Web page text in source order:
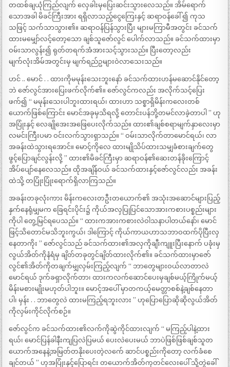
တထစ်ချယုံကြည်လျက် လှေခါးမှပြေးဆင်းသွားလေသည်။ အိမ်ရောက်
သောအခါ မိခင်ကြီးအား ရရှိလာသည့်ငွေကြေးနှင့် ဆရာဝန်ခေါ် ၍ ကုသ
သဖြင့် သက်သာသွား၏။ ဆရာဝန်ပြန်သွားပြီး များမကြာမီအတွင်း ခင်သက်
ထားမမျှော်လင့်တော့သော ချစ်သူဇော်လွင် ပေါက်လာသည်။ ခင်သက်ထားမှာ
ဝမ်းသာလွန်း၍ ရုတ်တရက်အံအားသင့်သွားသည်။ ပြီးတော့လည်း
မျက်လုံးအိမ်အတွင်းမှ မျက်ရည်ဥများဝဲလာသေးသည်။
ဟင် .. မောင် . . ထားကိုမမုန်းသေးဘူးနော် ခင်သက်ထားဟန်မဆောင်နိုင်တော့
ဘဲ ဇော်လွင်အားပြေးဖက်လိုက်၏။ ဇော်လွင်ကလည်း အလိုက်သင့်ပြေး
ဖက်၍ ‘‘ မမုန်းသေးပါဘူးထားရယ်၊ ထားဟာ သစ္စာရှိမိန်းကလေးတစ်
ယောက်ဖြစ်ကြောင်း မောင်အခုမှသိရလို့ တောင်းပန်ဘို့တမင်လာခဲ့တာပါ ’’ ဟု
အပြုံးနှင့် လေချိုအေးအဖြေပေးလိုက်သည်။ ထား၏ချစ်စရာမျက်နှာလေးမှာ
လမင်းကြီးပမာ ဝင်းလက်သွားရှာသည်။ ‘‘ ဝမ်းသာလိုက်တာမောင်ရယ်၊ လာ
အခန်းထဲသွားရအောင်။ မောင့်ကိုလေ ထားမျိုသိပ်ထားသမျှခံစားချက်တွေ
ဖွင့်ပြောချင်လွန်းလို့ ’’ ထား၏မိခင်ကြီးမှာ ဆရာဝန်၏ဆေးတန်ခိုးကြောင့်
အိပ်ပျော်နေလေသည်။ ထိုအချိန်ဝယ် ခင်သက်ထားနှင့်ဇော်လွင်လည်း အခန်း
ထဲသို့ တပြုံးပြုံးရောက်ရှိလာကြသည်။
အခန်းတခုလုံးကား မိန်းကလေးတဦးတယောက်၏ အသုံးအဆောင်များပြည့်
နှက်နေရုံမျှမက ခြေရင်းပိုင်း၌ ကိုယ်အလှပြုပြင်သောအားကစားပစ္စည်းများ
ကိုပါ တွေ့မြင်ရပေသည်။ ‘‘ ထားကအားကစားလဲဝါသနာပါတယ်နော်၊ မောင်
ဖြင့်သိတောင်မသိဘူးကွယ်၊ ဒါကြောင့် ကိုယ်ကာယဟာသဘာဝထက်ပိုပြီးလှ
နေတာကိုး ’’ ဇော်လွင်သည် ခင်သက်ထား၏အလှကိုချီးကျူးပြီးနောက် ပခုံးမှ
လွယ်အိတ်ကိုနံရံမှ ချိတ်တခုတွင်ချိတ်ထားလိုက်၏။ ခင်သက်ထားမှာဇော်
လွင်၏အိတ်ကိုတချက်မျှလှမ်းကြည့်လျက် ‘‘ ဘာတွေများဝယ်လာတာလဲ
မောင်ရယ် ဒုက်ခရှာလိုက်တာ၊ ထားကလက်ဆောင်ပေးမှချစ်မယ့်ကြိုက်မယ့်
မိန်းမစားမျိုးမဟုတ်ပါဘူး။ မောင့်အပေါ် မှာတကယ့်မေတ္တာစစ်နဲ့ချစ်နေတာ
ပါ၊ မှန်း . . ဘာတွေလဲ ထားမကြည့်ရဘူးလား ’’ ဟုပြောပြောဆိုဆိုလွယ်အိတ်
ကိုလှမ်းကိုင်လိုက်စဉ်။
ဇော်လွင်က ခင်သက်ထား၏လက်ကိုဆွဲကိုင်ထားလျက် ‘‘ မကြည့်ပါနဲ့ထား
ရယ်၊ မောင်ပြန်ခါနီးကျပြလဲပြမယ် ပေးလဲပေးမယ် ဘာပဲဖြစ်ဖြစ်ချစ်သူတ
ယောက်အနေနဲ့အမြတ်တနိုးပေးတဲ့လက်ေ ဆာင်ပစ္စည်းကိုတော့ လက်ခံစေ
ချင်တယ် ’’ ဟုအပြုံးနှင့်ပြောရင်း တယောက်အိတ်ကုတင်လေးပေါ် သို့တွဲခေါ်